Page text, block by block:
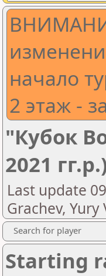
начало
2 этаж -
"Кубок
2021
Last update
Grachev, Yury
Search for player
Starting